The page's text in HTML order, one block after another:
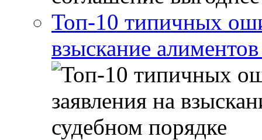
Топ-10 типичных
взыскание